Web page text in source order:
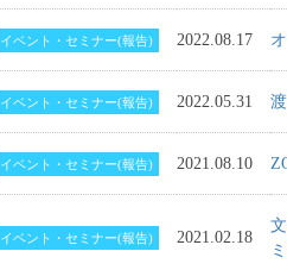
イベント・セミナー(報告) 2022.08.17
イベント・セミナー(報告) 2022.05.31
イベント・セミナー(報告) 2021.08.10
イベント・セミナー(報告) 2021.02.18